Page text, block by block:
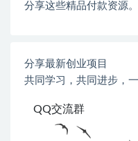
分享这些精品付款资源。
分享最新创业项目
共同学习，共同进步，
QQ交流群